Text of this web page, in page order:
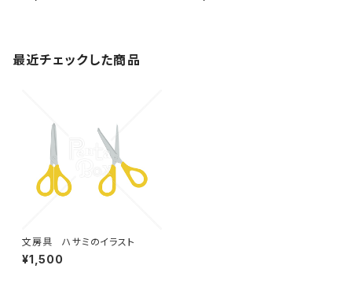
最近チェックした商品
文房具 ハサミのイラスト
¥1,500